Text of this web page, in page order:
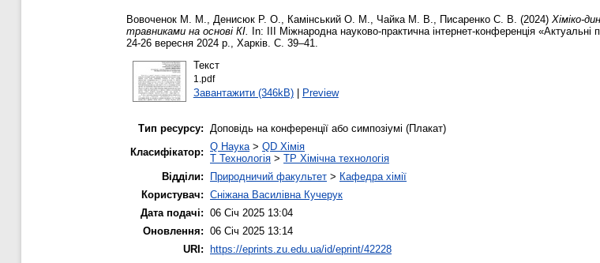
Вовоченок М. М., Денисюк Р. О., Камінський О. М., Чайка М. В., Писаренко С. В. (2024) Хіміко-
травниками на основі КІ.
In: ІІІ Міжнародна науково-практична інтернет-конференція «Актуальні
24-26 вересня 2024 р., Харків. С. 39–41.
Текст
1.pdf
Завантажити (346kB)| Preview
Тип ресурсу: Доповідь на конференції або симпозіумі (Плакат)
Класифікатор: Q Наука> QD Хімія
T Технологія > TP Хімічна технологія
Відділи:
Природничий факультет > Кафедра хімії
Користувач: Сніжана Василівна Кучерук
Дата подачі: 06 Січ 2025 13:04
Оновлення: 06 Січ 2025 13:14
URI:
https://eprints.zu.edu.ua/id/eprint/42228